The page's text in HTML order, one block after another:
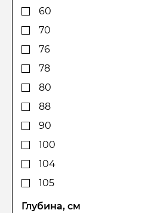
158
171
175
176
180
181
181,6
182
183
184
60
70
76
78
80
88
90
100
104
105
110
Глубина, см